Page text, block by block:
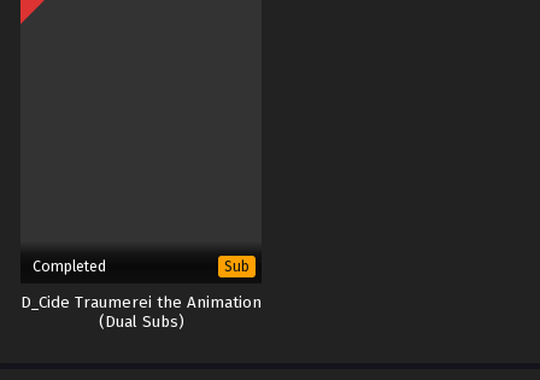
Completed Sub
D_Cide Traumerei the Animation
(Dual Subs)